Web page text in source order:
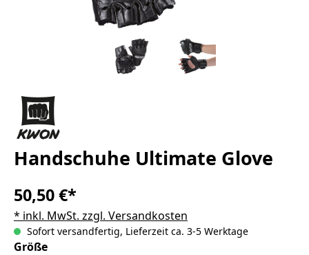
Handschuhe Ultimate Glove
50,50 €*
* inkl. MwSt. zzgl. Versandkosten
Sofort versandfertig, Lieferzeit ca. 3-5 Werktage
Größeauswählen